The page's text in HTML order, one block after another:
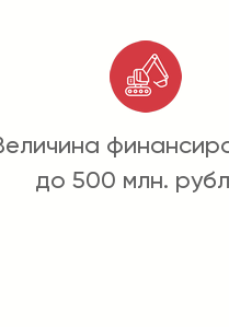
до 500 млн.